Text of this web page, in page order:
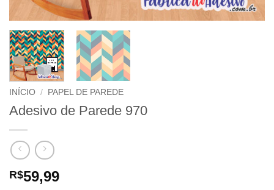
INÍCIO / PAPEL DE PAREDE
Adesivo de Parede 970
R$59,99